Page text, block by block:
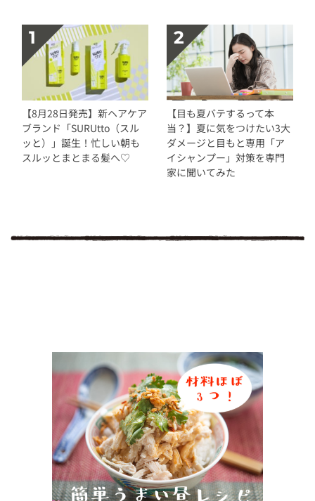
【8月28日発売】新ヘアケア
ブランド「SURUtto（スル
ッと）」誕生！忙しい朝も
スルッとまとまる髪へ♡
【目も夏バテするって本
当？】夏に気をつけたい3大
ダメージと目もと専用「ア
イシャンプー」対策を専門
家に聞いてみた